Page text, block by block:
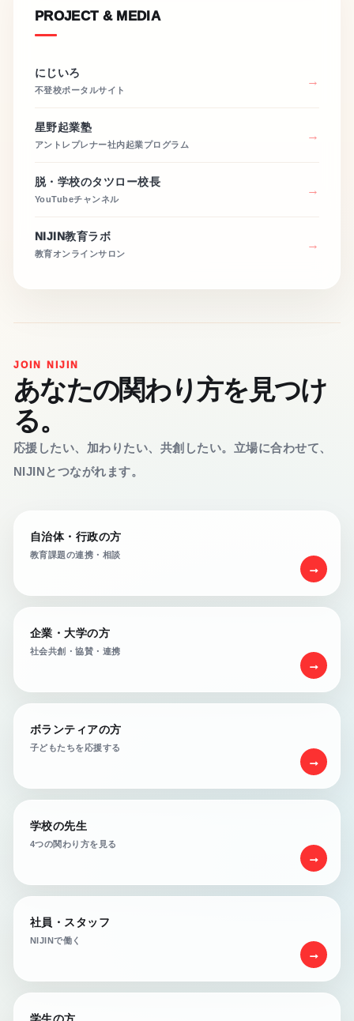
PROJECT & MEDIA
にじいろ
不登校ポータルサイト
星野起業塾
アントレプレナー社内起業プログラム
脱・学校のタツロー校長
YouTubeチャンネル
NIJIN教育ラボ
教育オンラインサロン
JOIN NIJIN
あなたの関わり方を見つけ
る。
応援したい、加わりたい、共創したい。立場に合わせて、
NIJINとつながれます。
自治体・行政の方
教育課題の連携・相談
→
企業・大学の方
社会共創・協賛・連携
→
ボランティアの方
子どもたちを応援する
→
学校の先生
4つの関わり方を見る
→
社員・スタッフ
NIJINで働く
→
学生の方